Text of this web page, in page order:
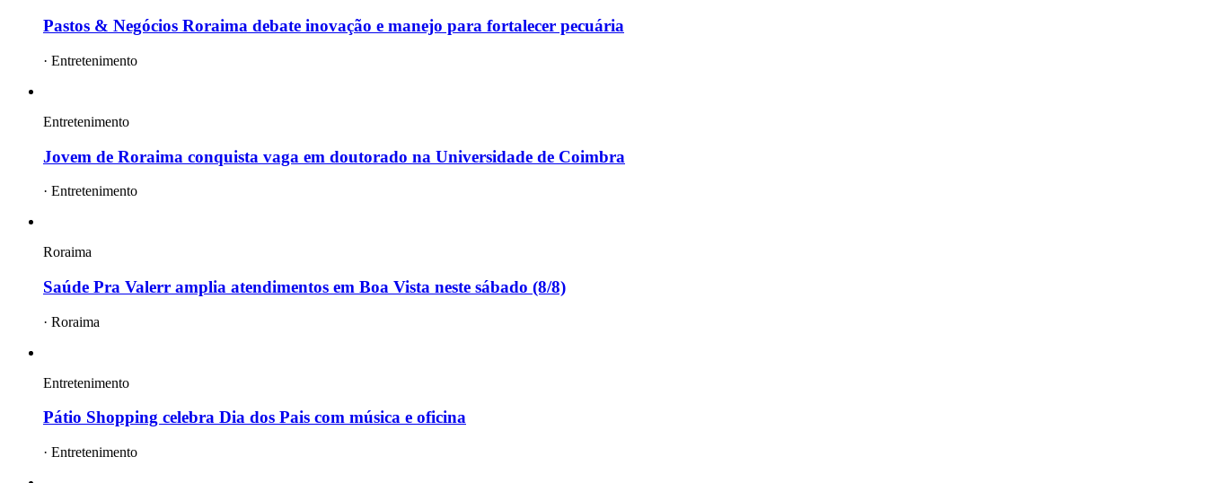
Pastos & Negócios Roraima debate inovação e manejo para fortalecer pecuária
· Entretenimento
Entretenimento
Jovem de Roraima conquista vaga em doutorado na Universidade de Coimbra
· Entretenimento
Roraima
Saúde Pra Valerr amplia atendimentos em Boa Vista neste sábado (8/8)
· Roraima
Entretenimento
Pátio Shopping celebra Dia dos Pais com música e oficina
· Entretenimento